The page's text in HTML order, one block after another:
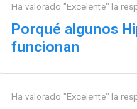
Ha valorado "Excelente" la
Porqué algunos
funcionan
Ha valorado "Excelente" la